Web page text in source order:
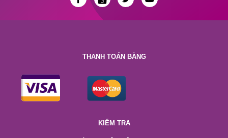
THANH TOÁN BẰNG
KIỂM TRA